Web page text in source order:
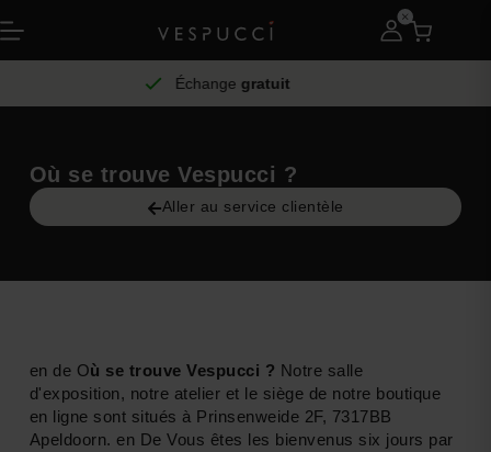
Échange gratuit
Où se trouve Vespucci ?
Aller au service clientèle
en de Où se trouve Vespucci ? Notre salle
d'exposition, notre atelier et le siège de notre boutique
en ligne sont situés à Prinsenweide 2F, 7317BB
Apeldoorn. en De Vous êtes les bienvenus six jours par